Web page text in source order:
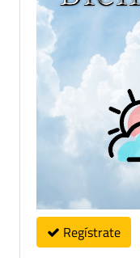
Regístrate